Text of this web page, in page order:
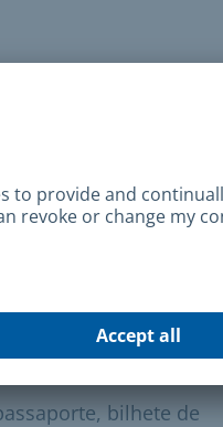
e dos Assuntos
oficial. Pode
bilhete de